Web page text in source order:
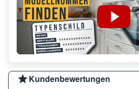
Kundenbewertungen